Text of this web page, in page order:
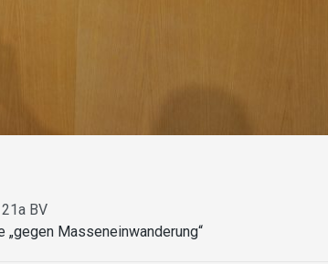
BV
Masseneinwanderung“